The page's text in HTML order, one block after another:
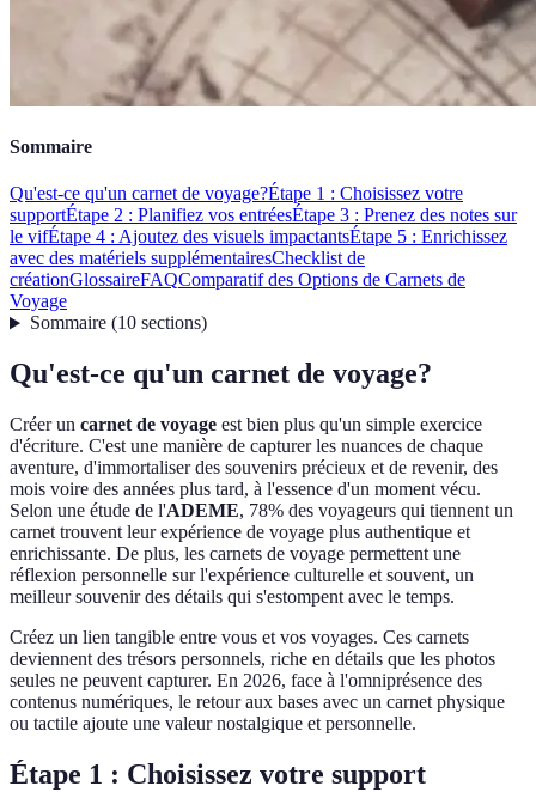
Sommaire
Qu'est-ce qu'un carnet de voyage?Étape 1 : Choisissez votre
supportÉtape 2 : Planifiez vos entréesÉtape 3 : Prenez des notes sur
le vifÉtape 4 : Ajoutez des visuels impactantsÉtape 5 : Enrichissez
avec des matériels supplémentairesChecklist de
créationGlossaireFAQComparatif des Options de Carnets de
Voyage
Sommaire(10 sections)
Qu'est-ce qu'un carnet de voyage?
Créer un carnet de voyage est bien plus qu'un simple exercice
d'écriture. C'est une manière de capturer les nuances de chaque
aventure, d'immortaliser des souvenirs précieux et de revenir, des
mois voire des années plus tard, à l'essence d'un moment vécu.
Selon une étude de l'ADEME, 78% des voyageurs qui tiennent un
carnet trouvent leur expérience de voyage plus authentique et
enrichissante. De plus, les carnets de voyage permettent une
réflexion personnelle sur l'expérience culturelle et souvent, un
meilleur souvenir des détails qui s'estompent avec le temps.
Créez un lien tangible entre vous et vos voyages. Ces carnets
deviennent des trésors personnels, riche en détails que les photos
seules ne peuvent capturer. En 2026, face à l'omniprésence des
contenus numériques, le retour aux bases avec un carnet physique
ou tactile ajoute une valeur nostalgique et personnelle.
Étape 1 : Choisissez votre support